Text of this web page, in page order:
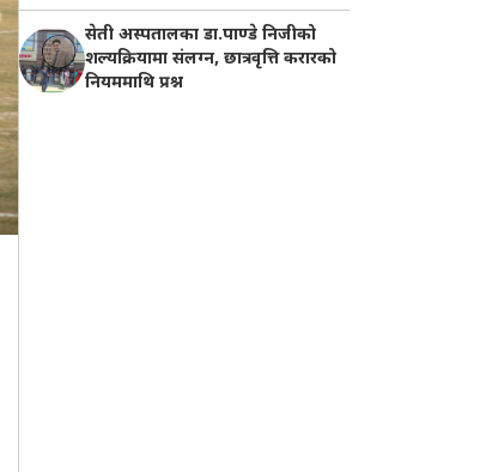
सेती अस्पतालका डा.पाण्डे निजीको
शल्यक्रियामा संलग्न, छात्रवृत्ति करारको
नियममाथि प्रश्न